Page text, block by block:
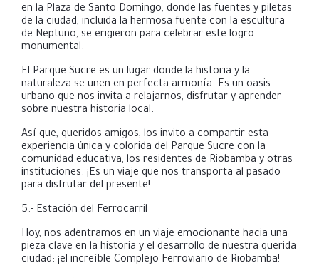
en la Plaza de Santo Domingo, donde las fuentes y piletas
de la ciudad, incluida la hermosa fuente con la escultura
de Neptuno, se erigieron para celebrar este logro
monumental.
El Parque Sucre es un lugar donde la historia y la
naturaleza se unen en perfecta armonía. Es un oasis
urbano que nos invita a relajarnos, disfrutar y aprender
sobre nuestra historia local.
Así que, queridos amigos, los invito a compartir esta
experiencia única y colorida del Parque Sucre con la
comunidad educativa, los residentes de Riobamba y otras
instituciones. ¡Es un viaje que nos transporta al pasado
para disfrutar del presente!
5.- Estación del Ferrocarril
Hoy, nos adentramos en un viaje emocionante hacia una
pieza clave en la historia y el desarrollo de nuestra querida
ciudad: ¡el increíble Complejo Ferroviario de Riobamba!